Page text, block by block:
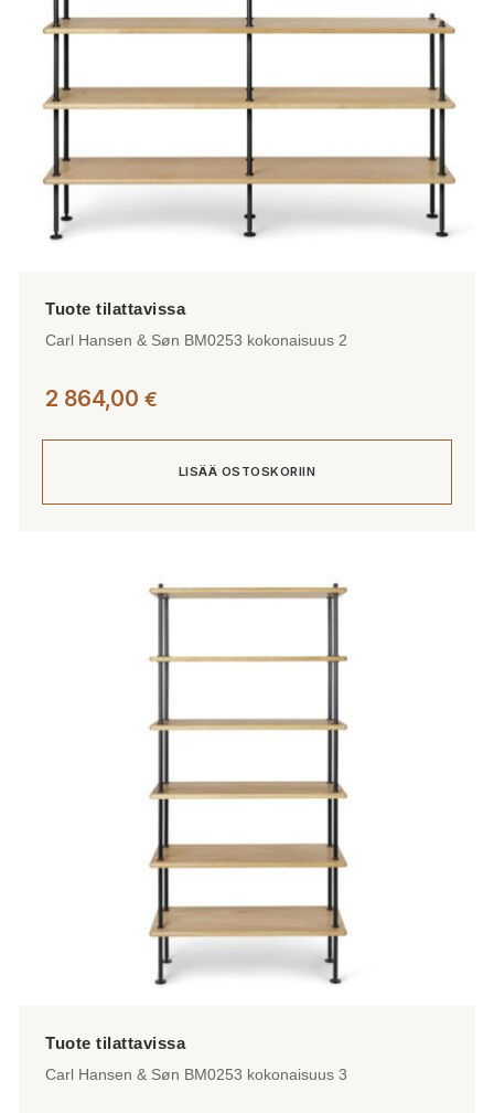
Carl Hansen & Søn BM0253 kokonaisuus 2
2 864,00 €
LISÄÄ OSTOSKORIIN
Carl Hansen & Søn BM0253 kokonaisuus 3